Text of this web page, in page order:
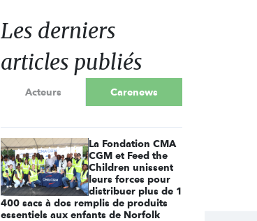
Les derniers
articles publiés
Acteurs Carenews
La Fondation CMA
CGM et Feed the
Children unissent
leurs forces pour
distribuer plus de 1
400 sacs à dos remplis de produits
essentiels aux enfants de Norfolk